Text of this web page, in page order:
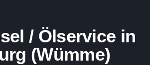
/ Ölservice in
(Wümme)